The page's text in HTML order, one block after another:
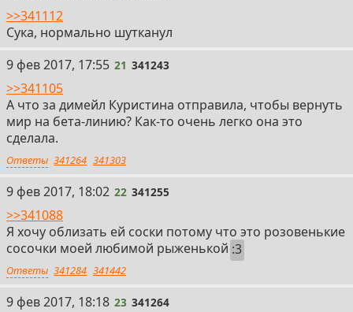
>>341112
Сука, нормально шутканул
21
9 фев 2017, 17:55 21 341243
>>341105
А что за димейл Куристина отправила, чтобы вернуть
мир на бета-линию? Как-то очень легко она это
сделала.
Ответы 341264 341303
22
9 фев 2017, 18:02 22 341255
>>341088
Я хочу облизать ей соски потому что это розовенькие
сосочки моей любимой рыженькой :3
Ответы 341284 341442
23
9 фев 2017, 18:18 23 341264